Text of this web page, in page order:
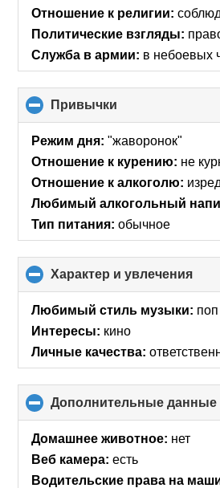
Отношение к религии:
Политические взгляды:
Служба в армии: в небоевых
Привычки
to
collapse
Режим дня: "жаворонок"
Отношение к курению: не
Отношение к алкоголю:
Любимый алкогольный
Тип питания: обычное
Характер и увлечения
to
Любимый стиль музыки: поп
Интересы: кино
Личные качества:
Дополнительные данные
Домашнее животное: нет
Веб камера: есть
Водительские права на